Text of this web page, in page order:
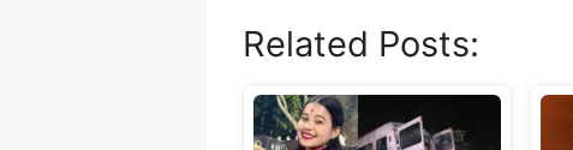
at
s
A
c
e
b
e
gr
a
y
e
Related Posts: